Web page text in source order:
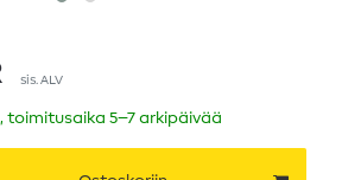
sis. ALV
5–7 arkipäivää